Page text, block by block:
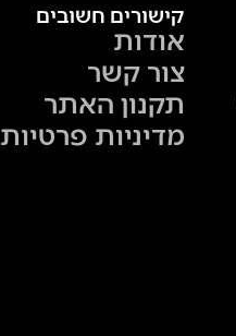
קישורים חשובים
אודות
צור קשר
תקנון האתר
מדיניות פרטיות